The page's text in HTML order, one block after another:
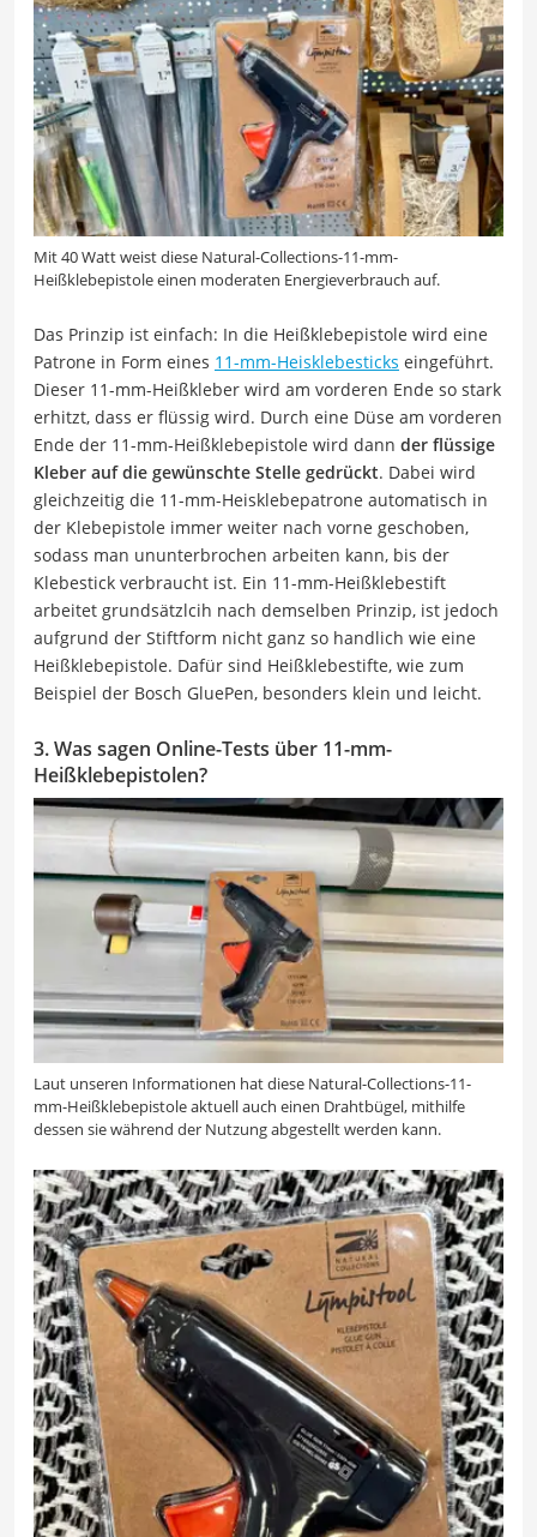
Mit 40 Watt weist diese Natural-Collections-11-mm-
Heißklebepistole einen moderaten Energieverbrauch auf.
Das Prinzip ist einfach: In die Heißklebepistole wird eine
Patrone in Form eines 11-mm-Heisklebesticks eingeführt.
Dieser 11-mm-Heißkleber wird am vorderen Ende so stark
erhitzt, dass er flüssig wird. Durch eine Düse am vorderen
Ende der 11-mm-Heißklebepistole wird dann der flüssige
Kleber auf die gewünschte Stelle gedrückt. Dabei wird
gleichzeitig die 11-mm-Heisklebepatrone automatisch in
der Klebepistole immer weiter nach vorne geschoben,
sodass man ununterbrochen arbeiten kann, bis der
Klebestick verbraucht ist. Ein 11-mm-Heißklebestift
arbeitet grundsätzlcih nach demselben Prinzip, ist jedoch
aufgrund der Stiftform nicht ganz so handlich wie eine
Heißklebepistole. Dafür sind Heißklebestifte, wie zum
Beispiel der Bosch GluePen, besonders klein und leicht.
3. Was sagen Online-Tests über 11-mm-
Heißklebepistolen?
Laut unseren Informationen hat diese Natural-Collections-11-
mm-Heißklebepistole aktuell auch einen Drahtbügel, mithilfe
dessen sie während der Nutzung abgestellt werden kann.